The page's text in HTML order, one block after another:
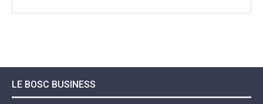
LE BOSC BUSINESS